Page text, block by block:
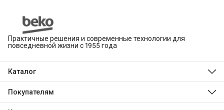
Практичные решения и современные технологии для
повседневной жизни с 1955 года
Каталог
Hotpoint
Покупателям